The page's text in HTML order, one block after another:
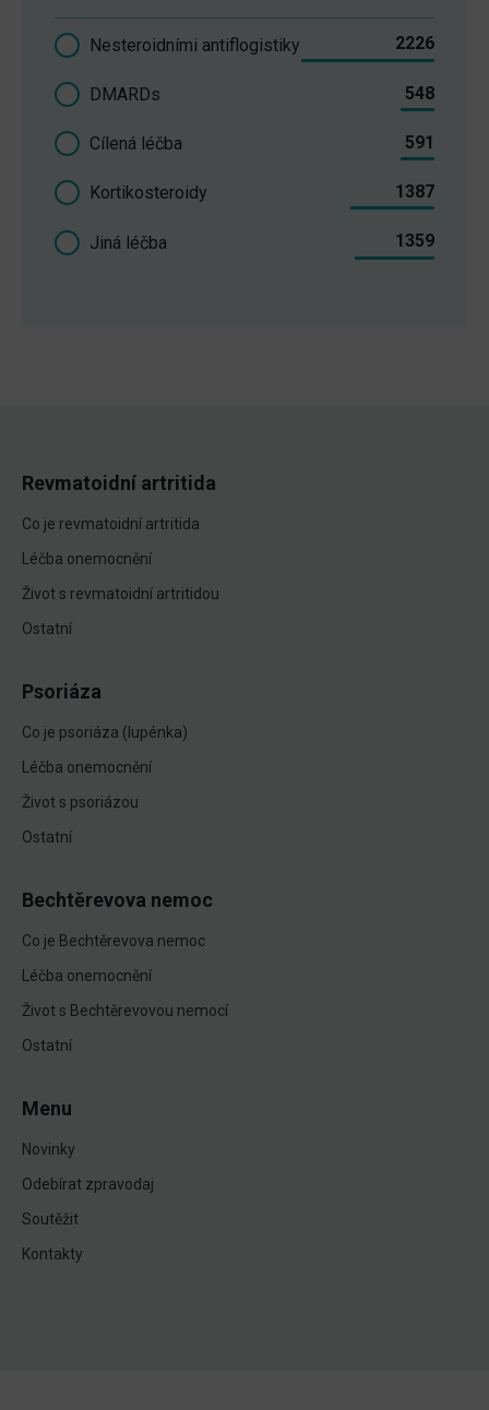
Nesteroidními antiflogistiky 2226
DMARDs 548
Cílená léčba 591
Kortikosteroidy 1387
Jiná léčba 1359
Revmatoidní artritida
Co je revmatoidní artritida
Léčba onemocnění
Život s revmatoidní artritidou
Ostatní
Psoriáza
Co je psoriáza (lupénka)
Léčba onemocnění
Život s psoriázou
Ostatní
Bechtěrevova nemoc
Co je Bechtěrevova nemoc
Léčba onemocnění
Život s Bechtěrevovou nemocí
Ostatní
Menu
Novinky
Odebírat zpravodaj
Soutěžit
Kontakty